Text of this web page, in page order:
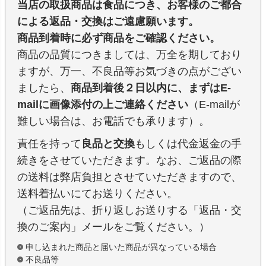
当店の取扱商品は食品につき、お客様のご都合
による返品・交換はご遠慮願います。
商品到着時に必ず商品をご確認ください。
商品の品質につきましては、万全を期しており
ますが、万一、不良品等お気づきの点がござい
ましたら、 商品到着後２日以内に、まずはE-
mailに画像添付の上ご連絡ください （E-mailが
難しい場合は、お電話でも承ります）。
責任を持って 良品と交換もしくは代金返金の手
続きをさせていただきます。なお、ご返品の際
の送料は弊店負担とさせていただきますので、
送料着払いにてお送りください。
（ご返品先は、折り返しお送りする「返品・交
換のご案内」メールをご覧ください。）
申し込まれた商品と届いた商品が異なっている場合
不良品等